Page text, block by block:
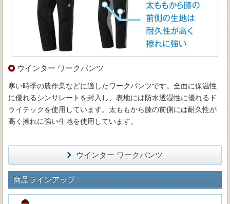
ウインター ワークパンツ
寒い時季の農作業などに適したワークパンツです。全面に保温性
に優れるシンサレートを封入し、表地には防水透湿性に優れるド
ライテックを使用しています。太ももから膝の前側には耐久性が
高く擦れに強い生地を使用しています。
ウインター ワークパンツ
商品ラインアップ